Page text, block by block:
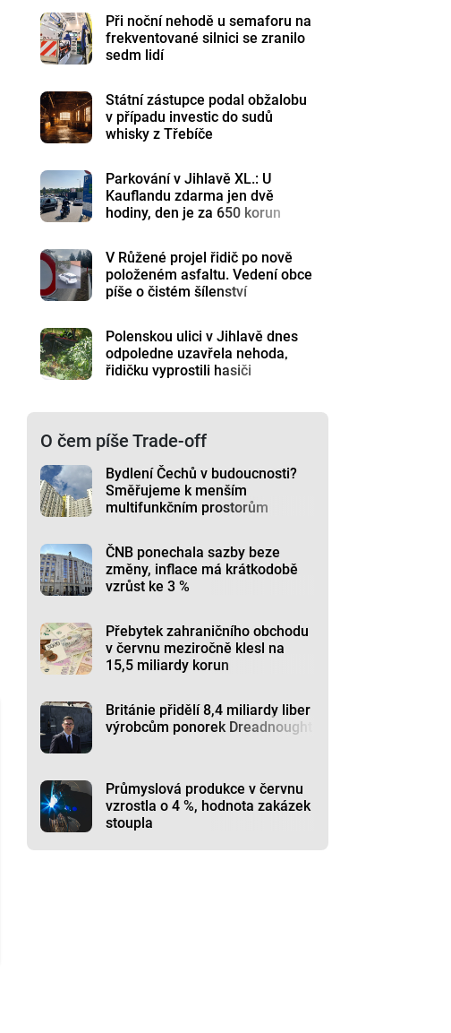
Při noční nehodě u semaforu na
frekventované silnici se zranilo
sedm lidí
Státní zástupce podal obžalobu
v případu investic do sudů
whisky z Třebíče
Parkování v Jihlavě XL.: U
Kauflandu zdarma jen dvě
hodiny, den je za 650 korun
V Růžené projel řidič po nově
položeném asfaltu. Vedení obce
píše o čistém šílenství
Polenskou ulici v Jihlavě dnes
odpoledne uzavřela nehoda,
řidičku vyprostili hasiči
O čem píše Trade-off
Bydlení Čechů v budoucnosti?
Směřujeme k menším
multifunkčním prostorům
ČNB ponechala sazby beze
změny, inflace má krátkodobě
vzrůst ke 3 %
Přebytek zahraničního obchodu
v červnu meziročně klesl na
15,5 miliardy korun
Británie přidělí 8,4 miliardy liber
výrobcům ponorek Dreadnought
Průmyslová produkce v červnu
vzrostla o 4 %, hodnota zakázek
stoupla